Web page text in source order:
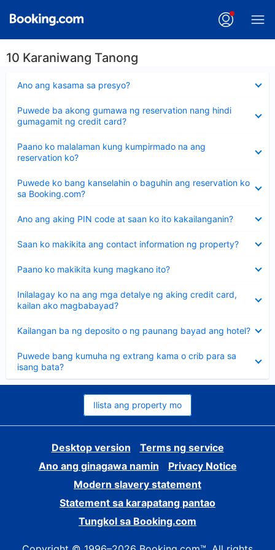
10 Karaniwang Tanong
Ano ang kasama sa presyo?
ang
Puwede ba akong gumawa ng reservation nang hindi
gumagamit ng credit card?
ang
sagot
Paano ko malalaman kung kumpirmado na ang
reservation ko?
ang
sagot
Puwede ko bang kanselahin o baguhin ang reservation ko
sa Booking.com?
ang
sagot
Ano ang aking PIN code at saan ko ito kakailanganin?
ang
Saan ko makikita ang contact information ng property?
ang
Paano ko makikita kung magkano ito?
ang
Inilalagay ko na ang mga detalye ng aking credit card,
kailan ako magbabayad?
ang
sagot
Kailangan ba ng deposito o ng paunang bayad ang hotel?
ang
Puwede bang kumuha ng extrang kama o crib para sa
isang bata?
ang
sagot
Ilista ang property mo
Desktop version
Terms ng service
Ano ang ginagawa namin
Privacy Notice
Modern slavery statement
Statement sa karapatang pantao
Tungkol sa Booking.com